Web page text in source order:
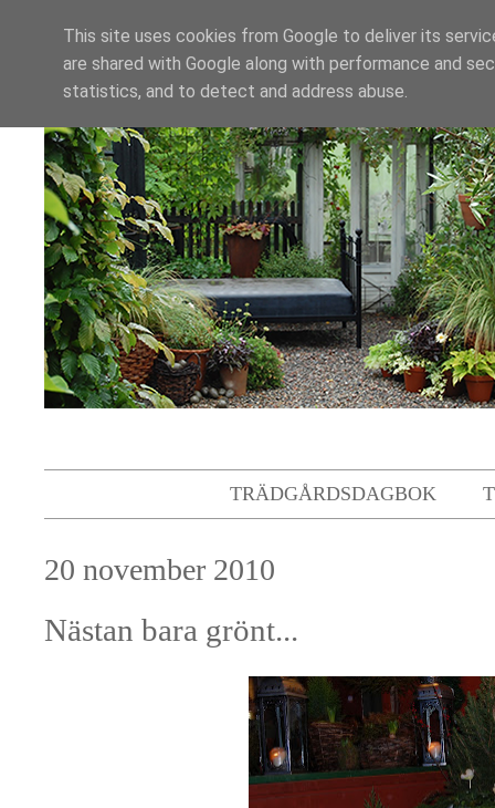
TRÄDGÅRDSDAGBOK
20 november 2010
Nästan bara grönt...
This site uses cookies from Google to deliver its
are shared with Google along with performance and
statistics, and to detect and address abuse.